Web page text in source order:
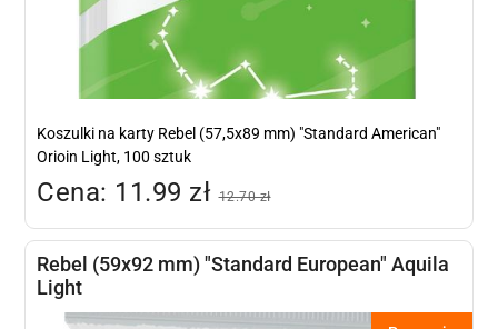
Koszulki na karty Rebel (57,5x89 mm) "Standard American"
Orioin Light, 100 sztuk
Cena: 11.99 zł12.70 zł
Rebel (59x92 mm) "Standard European" Aquila
Light